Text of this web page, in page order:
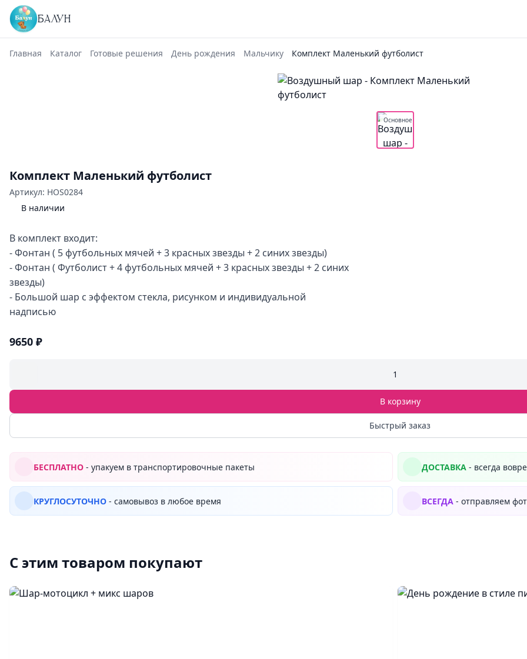
БАЛУН
Главная Каталог Готовые решения День рождения Мальчику Комплект Маленький футболист
Основное
Комплект Маленький футболист
Артикул: HOS0284
В наличии
В комплект входит:
- Фонтан ( 5 футбольных мячей + 3 красных звезды + 2 синих звезды)
- Фонтан ( Футболист + 4 футбольных мячей + 3 красных звезды + 2 синих
звезды)
- Большой шар с эффектом стекла, рисунком и индивидуальной
надписью
9650 ₽
1
В корзину
Быстрый заказ
БЕСПЛАТНО - упакуем в транспортировочные пакеты ДОСТАВКА - всегда
КРУГЛОСУТОЧНО - самовывоз в любое время ВСЕГДА - отправляем
С этим товаром покупают